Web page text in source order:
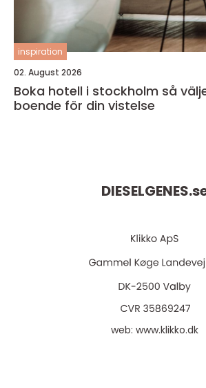
inspiration
02. August 2026
Boka hotell i stockholm så väljer du rätt
boende för din vistelse
DIESELGENES.
web: www.klikko.dk